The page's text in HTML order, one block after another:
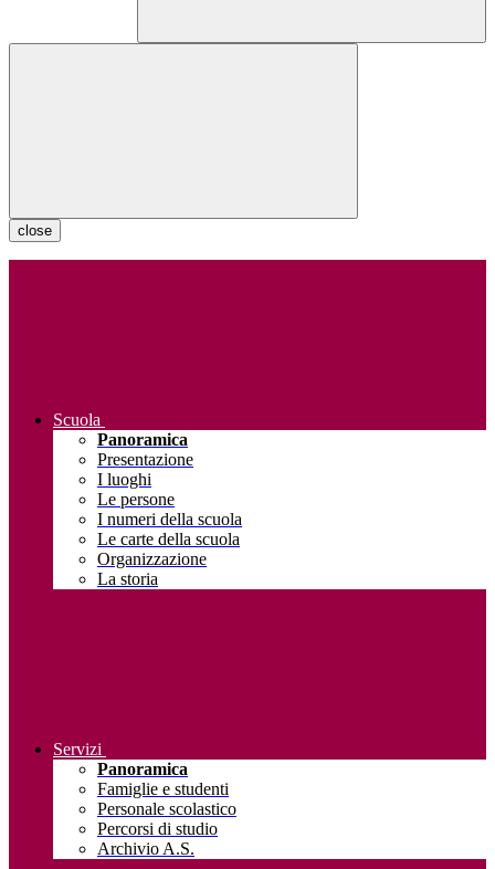
close
Scuola
Panoramica
Presentazione
I luoghi
Le persone
I numeri della scuola
Le carte della scuola
Organizzazione
La storia
Servizi
Panoramica
Famiglie e studenti
Personale scolastico
Percorsi di studio
Archivio A.S.